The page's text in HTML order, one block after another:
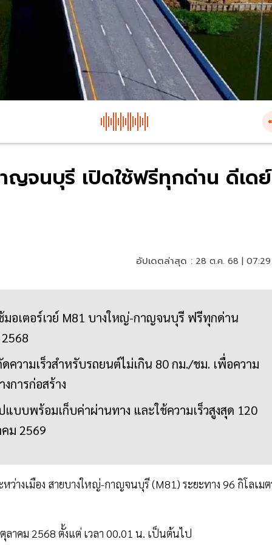
ญจนบุรี เปิดใช้ฟรีทุกด่าน ดีเดย์
อัปเดตล่าสุด : 28 ต.ค. 68 |
มอเตอร์เวย์ M81 บางใหญ่-กาญจนบุรี ฟรีทุกด่าน
ความเร็วสำหรับรถยนต์ไม่เกิน 80 กม./ชม. เพื่อความ
การก่อสร้าง
แบบพร้อมเก็บค่าผ่านทาง และใช้ความเร็วสูงสุด 120
ม 2569
ว่างเมือง สายบางใหญ่-กาญจนบุรี (M81) ระยะทาง 96 กิโลเม
ลาคม 2568 ตั้งแต่ เวลา 00.01 น. เป็นต้นไป